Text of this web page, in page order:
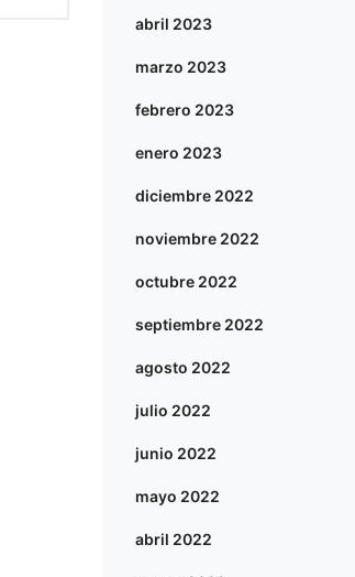
abril 2023
marzo 2023
febrero 2023
enero 2023
diciembre 2022
noviembre 2022
octubre 2022
septiembre 2022
agosto 2022
julio 2022
junio 2022
mayo 2022
abril 2022